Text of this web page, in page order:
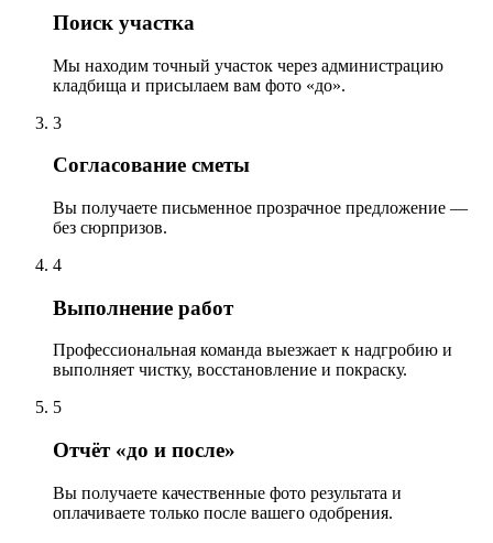
Поиск участка
Мы находим точный участок через администрацию
кладбища и присылаем вам фото «до».
3
Согласование сметы
Вы получаете письменное прозрачное предложение —
без сюрпризов.
4
Выполнение работ
Профессиональная команда выезжает к надгробию и
выполняет чистку, восстановление и покраску.
5
Отчёт «до и после»
Вы получаете качественные фото результата и
оплачиваете только после вашего одобрения.